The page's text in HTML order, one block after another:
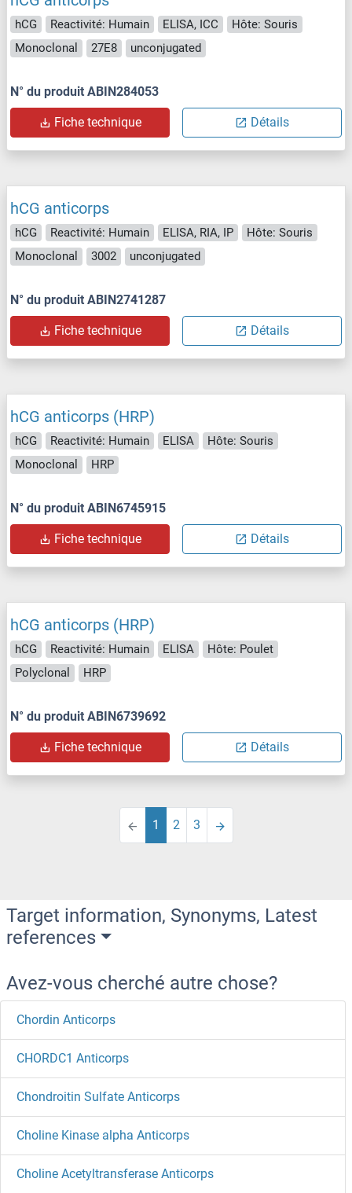
hCG Reactivité: Humain ELISA, ICC
Hôte: Souris
Monoclonal
27E8 unconjugated
N° du produit ABIN284053
Fiche technique Détails
hCG anticorps
hCG Reactivité: Humain ELISA, RIA, IP
Hôte: Souris
Monoclonal
3002 unconjugated
N° du produit ABIN2741287
Fiche technique Détails
hCG anticorps (HRP)
hCG Reactivité: Humain ELISA
Hôte: Souris
Monoclonal
HRP
N° du produit ABIN6745915
Fiche technique Détails
hCG anticorps (HRP)
hCG Reactivité: Humain ELISA
Hôte: Poulet
Polyclonal
HRP
N° du produit ABIN6739692
Fiche technique Détails
1 2 3
Target information, Synonyms, Latest
references
Avez-vous cherché autre chose?
Chordin Anticorps
CHORDC1 Anticorps
Chondroitin Sulfate Anticorps
Choline Kinase alpha Anticorps
Choline Acetyltransferase Anticorps